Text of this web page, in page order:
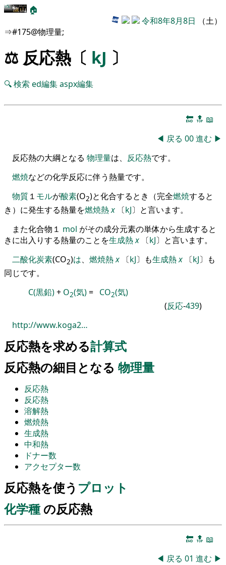
🏠
令和8年8月8日 （土）
⇒#175@物理量;
⚖️ 反応熱〔 kJ 〕
🔍検索 ed編集aspx編集
🔚 🔝 📖
◀ 戻る 00進む ▶
反応熱の大綱となる 物理量は、 反応熱です。
燃焼などの化学反応に伴う熱量です。
物質１ モルが酸素(O2)と化合するとき （完全燃焼すると
き ） に発生する熱量を燃焼熱x 〔kJ〕 と言います。
また化合物 １ mol がその成分元素の単体から生成すると
きに出入りする熱量のこと を生成熱x 〔kJ〕 と言います。
二酸化炭素(CO2)は、 燃焼熱x 〔kJ〕 も生成熱x 〔kJ〕 も
同じです。
C(黒鉛)+ O2(気)= CO2(気)
(反応-439)
http://www.koga2…
反応熱を求める計算式
反応熱の細目となる 物理量
反応熱
反応熱
溶解熱
燃焼熱
生成熱
中和熱
ドナー数
アクセプター数
反応熱を使う プロット
化学種 の反応熱
🔚 🔝 📖
◀ 戻る 01 進む ▶